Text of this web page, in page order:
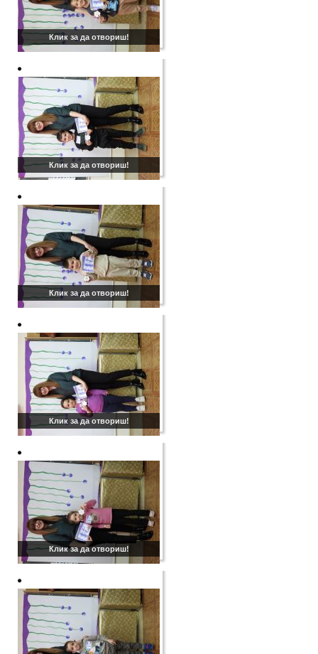
Клик за да отвориш!
Клик за да отвориш!
Клик за да отвориш!
Клик за да отвориш!
Клик за да отвориш!